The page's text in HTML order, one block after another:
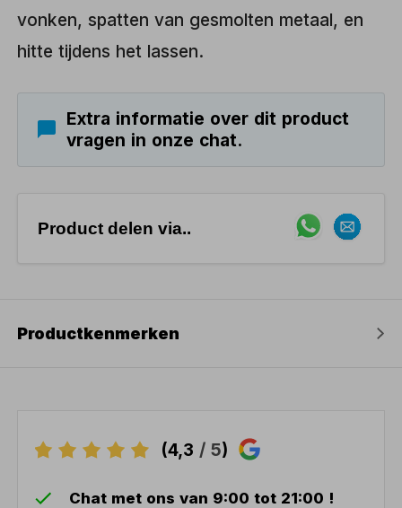
vonken, spatten van gesmolten metaal, en
hitte tijdens het lassen.
Extra informatie over dit product
vragen in onze chat.
Product delen via..
Productkenmerken
(4,3 / 5)
Chat met ons van 9:00 tot 21:00 !